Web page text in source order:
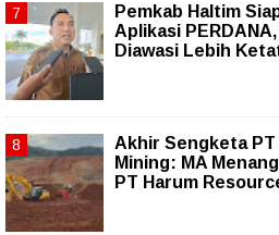
Pemkab Haltim
Aplikasi
Diawasi Lebih
Akhir Sengketa
Mining: MA
PT Harum